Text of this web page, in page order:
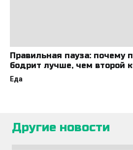
Правильная пауза: почему
бодрит лучше, чем второй
Еда
Другие новости